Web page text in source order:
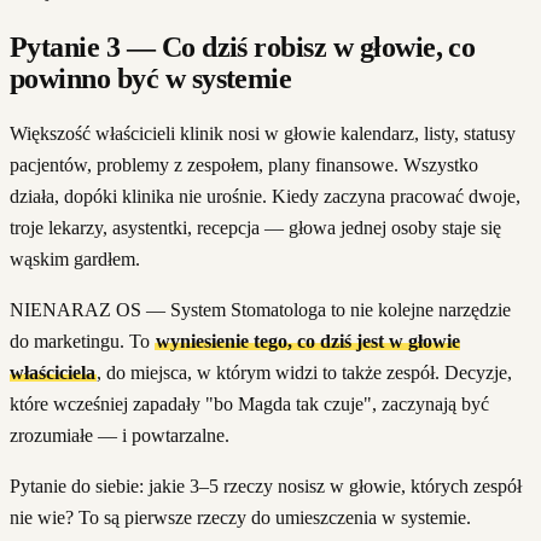
Pytanie 3 — Co dziś robisz w głowie, co
powinno być w systemie
Większość właścicieli klinik nosi w głowie kalendarz, listy, statusy
pacjentów, problemy z zespołem, plany finansowe. Wszystko
działa, dopóki klinika nie urośnie. Kiedy zaczyna pracować dwoje,
troje lekarzy, asystentki, recepcja — głowa jednej osoby staje się
wąskim gardłem.
NIENARAZ OS — System Stomatologa to nie kolejne narzędzie
do marketingu. To wyniesienie tego, co dziś jest w głowie
właściciela, do miejsca, w którym widzi to także zespół. Decyzje,
które wcześniej zapadały "bo Magda tak czuje", zaczynają być
zrozumiałe — i powtarzalne.
Pytanie do siebie: jakie 3–5 rzeczy nosisz w głowie, których zespół
nie wie? To są pierwsze rzeczy do umieszczenia w systemie.